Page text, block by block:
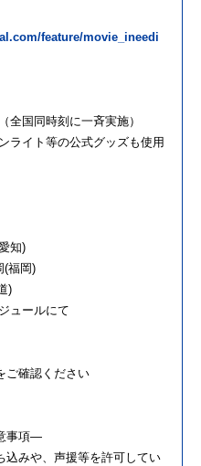
feature/movie_ineedi
全国同時刻に一斉実施）
ライト等の公式グッズも使用
知)
(福岡)
)
ュールにて
ご確認ください
事項―
込みや、声援等を許可してい